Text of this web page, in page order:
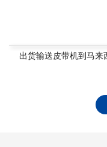
出货输送皮带机到马来